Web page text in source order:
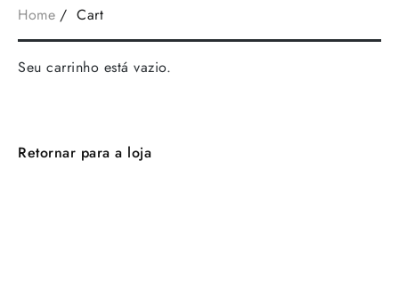
Home Cart
Seu carrinho está vazio.
Retornar para a loja